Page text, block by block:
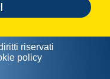
riservati
policy